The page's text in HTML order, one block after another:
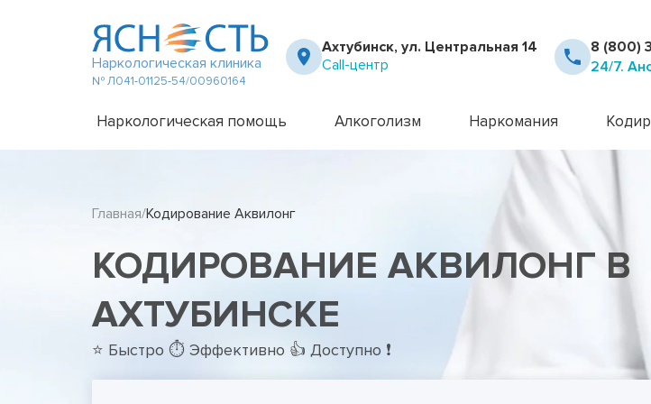
Наркологическая клиника
№ Л041-01125-54/00960164
Ахтубинск, ул. Центральная 14
Call-центр
8 (800)
24/7.
Наркологическая помощь
Телефон доверия
Алкоголизм
Амбулаторное лечение алкоголизма
Кодирование методом Рожнова
Лечение алкоголизма
Лечение пивного алкоголизма
Лечение женского алкоголизма
Наркомания
Детоксикация
Кодирование от наркомании
Лечение наркомании
Лечение наркомании у
Лечение наркомании в
Лечение зависимости от
Лечение зависимости от
Главная Кодирование Аквилонг
КОДИРОВАНИЕ АКВИЛОНГ В
АХТУБИНСКЕ
⭐ Быстро ⏱ Эффективно 👍 Доступно ❗